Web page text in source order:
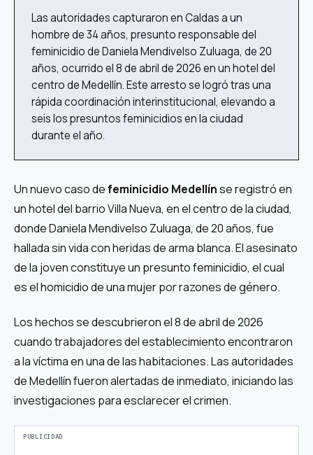
Las autoridades capturaron en Caldas a un
hombre de 34 años, presunto responsable del
feminicidio de Daniela Mendivelso Zuluaga, de 20
años, ocurrido el 8 de abril de 2026 en un hotel del
centro de Medellín. Este arresto se logró tras una
rápida coordinación interinstitucional, elevando a
seis los presuntos feminicidios en la ciudad
durante el año.
Un nuevo caso defeminicidio Medellínse registró en
un hotel del barrio Villa Nueva, en el centro de la ciudad,
donde Daniela Mendivelso Zuluaga, de 20 años, fue
hallada sin vida con heridas de arma blanca. El asesinato
de la joven constituye un presunto feminicidio, el cual
es el homicidio de una mujer por razones de género.
Los hechos se descubrieron el 8 de abril de 2026
cuando trabajadores del establecimiento encontraron
a la víctima en una de las habitaciones. Las autoridades
de Medellín fueron alertadas de inmediato, iniciando las
investigaciones para esclarecer el crimen.